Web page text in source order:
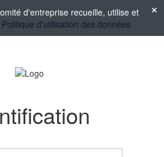
d'entreprise recueille, utilise et
Politique d'utilisation des données